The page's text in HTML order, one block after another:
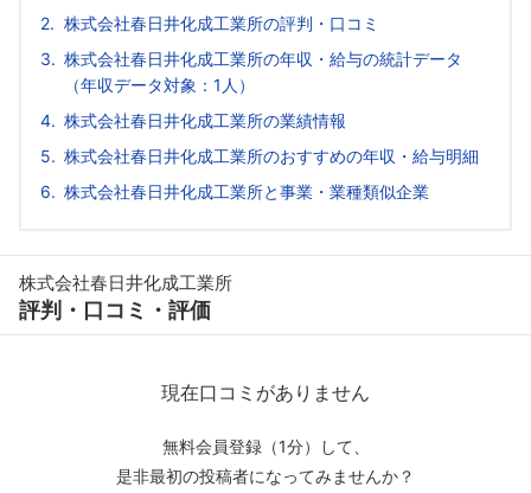
株式会社春日井化成工業所の評判・口コミ
株式会社春日井化成工業所の年収・給与の統計データ
（年収データ対象：1人）
株式会社春日井化成工業所の業績情報
株式会社春日井化成工業所のおすすめの年収・給与明細
株式会社春日井化成工業所と事業・業種類似企業
株式会社春日井化成工業所
評判・口コミ・評価
現在口コミがありません
無料会員登録（1分）して、
是非最初の投稿者になってみませんか？